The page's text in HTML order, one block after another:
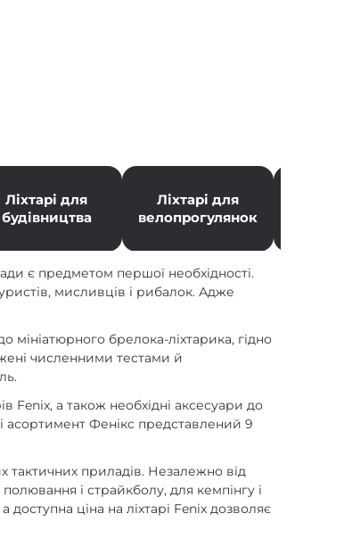
Ліхтарі для
будівництва
Ліхтарі для
велопрогулянок
є предметом першої необхідності.
мисливців і рибалок. Адже
мініатюрного брелока-ліхтарика, гідно
численними тестами й
Fenix, а також необхідні аксесуари до
асортимент Фенікс представлений 9
тактичних приладів. Незалежно від
і страйкболу, для кемпінгу і
доступна ціна на ліхтарі Fenix дозволяє